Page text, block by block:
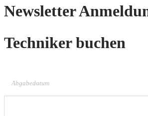
Newsletter
Techniker buchen
Abgabedatum